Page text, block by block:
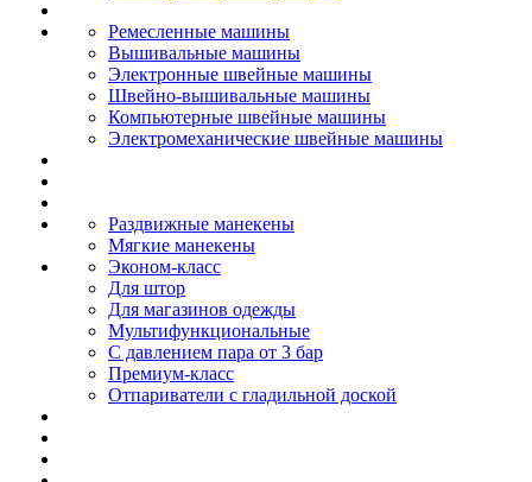
Ремесленные машины
Вышивальные машины
Электронные швейные машины
Швейно-вышивальные машины
Компьютерные швейные машины
Электромеханические швейные машины
Раздвижные манекены
Мягкие манекены
Эконом-класс
Для штор
Для магазинов одежды
Мультифункциональные
С давлением пара от 3 бар
Премиум-класс
Отпариватели с гладильной доской